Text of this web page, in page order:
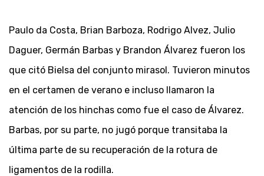
Paulo da Costa, Brian Barboza, Rodrigo Alvez, Julio
Daguer, Germán Barbas y Brandon Álvarez fueron los
que citó Bielsa del conjunto mirasol. Tuvieron minutos
en el certamen de verano e incluso llamaron la
atención de los hinchas como fue el caso de Álvarez.
Barbas, por su parte, no jugó porque transitaba la
última parte de su recuperación de la rotura de
ligamentos de la rodilla.